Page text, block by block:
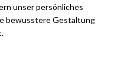
unser persönliches
bewusstere Gestaltung